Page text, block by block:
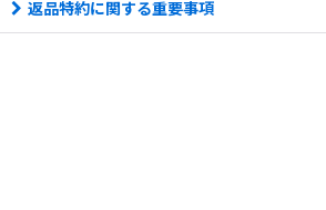
返品特約に関する重要事項